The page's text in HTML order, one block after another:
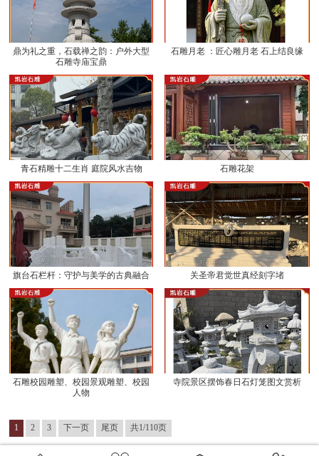
鼎为礼之重，石载禅之韵：户外大型
石雕寺庙宝鼎
石雕月老 ：匠心雕月老 石上结良缘
青石精雕十二生肖 庭院风水吉物 石雕花架
旗台石栏杆：守护与美学的古典融合 关圣帝君觉世真经刻字堵
石雕校园雕塑、校园景观雕塑、校园
人物
寺院景区摆饰春日石灯笼图文赏析
1 2 3 下一页 尾页 共1/110页